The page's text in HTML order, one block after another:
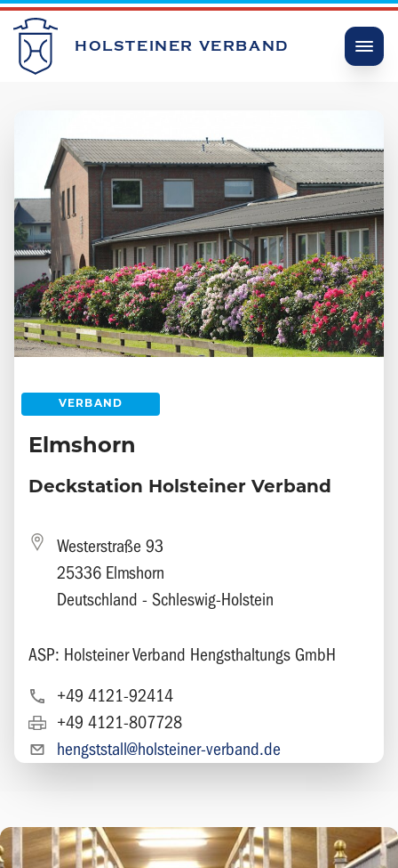
HOLSTEINER VERBAND
VERBAND
Elmshorn
Deckstation Holsteiner Verband
Westerstraße 93
25336 Elmshorn
Deutschland - Schleswig-Holstein
ASP: Holsteiner Verband Hengsthaltungs GmbH
+49 4121-92414
+49 4121-807728
hengststall@holsteiner-verband.de